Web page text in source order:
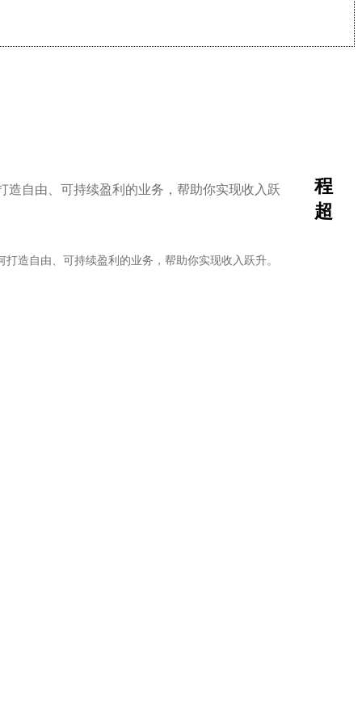
程
超
造自由、可持续盈利的业务，帮助你实现收入跃升。